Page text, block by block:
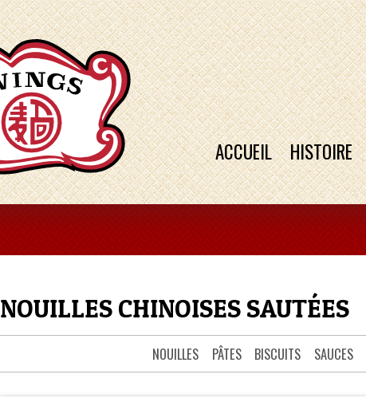
ACCUEIL HISTOIRE
NOUILLES CHINOISES SAUTÉES
NOUILLES PÂTES BISCUITS SAUCES